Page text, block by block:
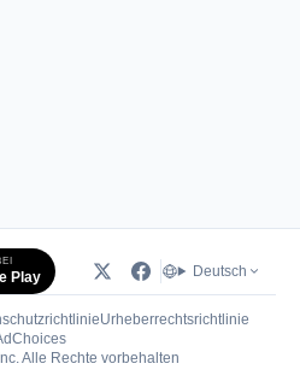
Play Deutsch
Urheberrechtsrichtlinie
(öffnet in neuem Tab)
Alle Rechte vorbehalten